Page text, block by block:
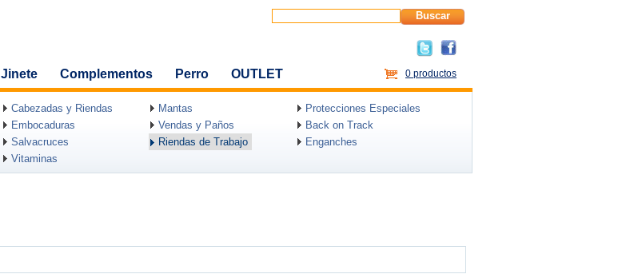
Buscar
Jinete Complementos Perro OUTLET 0 productos
Cabezadas y Riendas Mantas
Protecciones Especiales
Embocaduras Vendas y Paños
Back on Track
Salvacruces Riendas de Trabajo
Enganches
Vitaminas